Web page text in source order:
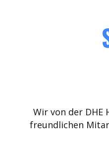
Wir von der
freundlichen